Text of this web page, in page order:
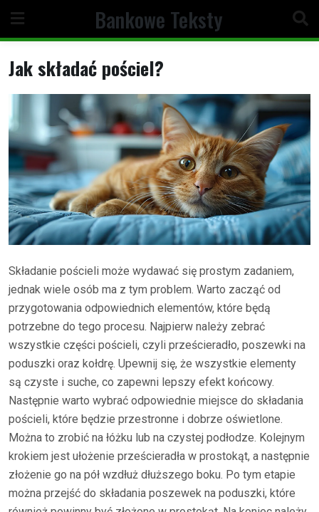
content
Bankowe Teksty
Jak składać pościel?
Składanie pościeli może wydawać się prostym zadaniem,
jednak wiele osób ma z tym problem. Warto zacząć od
przygotowania odpowiednich elementów, które będą
potrzebne do tego procesu. Najpierw należy zebrać
wszystkie części pościeli, czyli prześcieradło, poszewki na
poduszki oraz kołdrę. Upewnij się, że wszystkie elementy
są czyste i suche, co zapewni lepszy efekt końcowy.
Następnie warto wybrać odpowiednie miejsce do składania
pościeli, które będzie przestronne i dobrze oświetlone.
Można to zrobić na łóżku lub na czystej podłodze. Kolejnym
krokiem jest ułożenie prześcieradła w prostokąt, a następnie
złożenie go na pół wzdłuż dłuższego boku. Po tym etapie
można przejść do składania poszewek na poduszki, które